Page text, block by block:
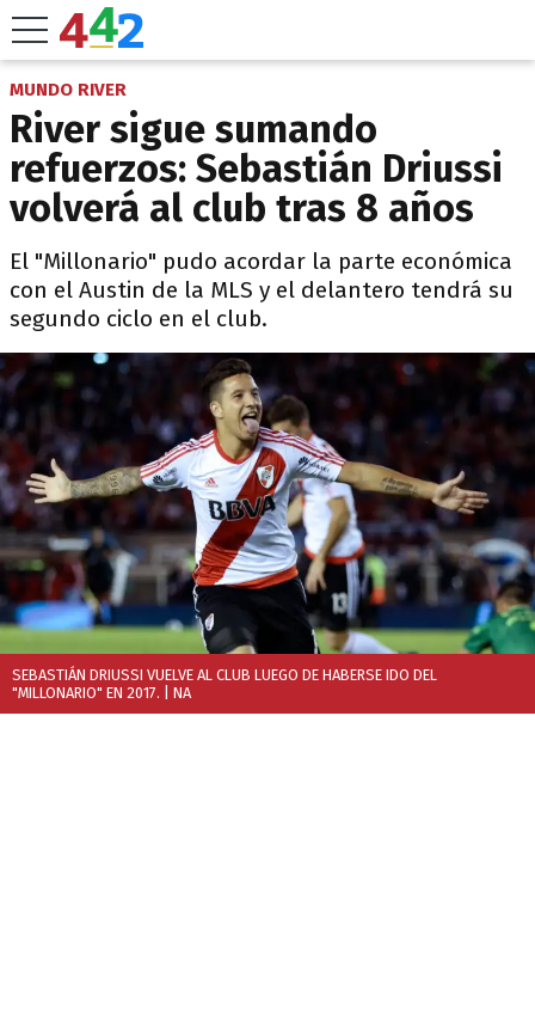
MUNDO RIVER
River sigue sumando
refuerzos: Sebastián Driussi
volverá al club tras 8 años
El "Millonario" pudo acordar la parte económica
con el Austin de la MLS y el delantero tendrá su
segundo ciclo en el club.
SEBASTIÁN DRIUSSI VUELVE AL CLUB LUEGO DE HABERSE IDO DEL
"MILLONARIO" EN 2017. | NA